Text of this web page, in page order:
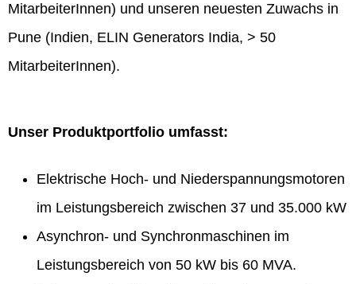
MitarbeiterInnen) und unseren neuesten Zuwachs in
Pune (Indien, ELIN Generators India, > 50
MitarbeiterInnen).
Unser Produktportfolio umfasst:
Elektrische Hoch- und Niederspannungsmotoren
im Leistungsbereich zwischen 37 und 35.000 kW
Asynchron- und Synchronmaschinen im
Leistungsbereich von 50 kW bis 60 MVA.